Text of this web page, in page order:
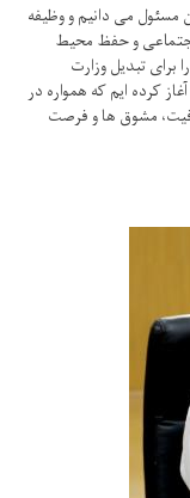
مسئول می دانیم و وظیفه
و حفظ محیط
تبدیل وزارت
کرده ایم که همواره در
مشوق ها و فرصت